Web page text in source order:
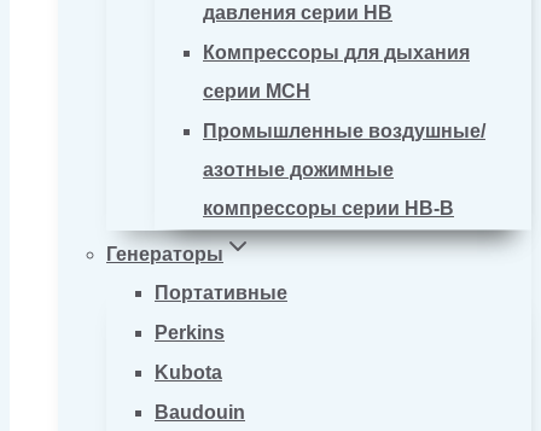
давления серии HB
Компрессоры для дыхания
серии MCH
Промышленные воздушные/
азотные дожимные
компрессоры серии HB-B
Генераторы
Портативные
Perkins
Kubota
Baudouin